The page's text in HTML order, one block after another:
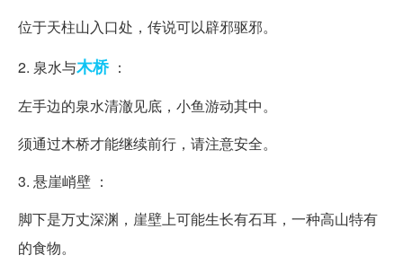
位于天柱山入口处，传说可以辟邪驱邪。
2. 泉水与木桥：
左手边的泉水清澈见底，小鱼游动其中。
须通过木桥才能继续前行，请注意安全。
3. 悬崖峭壁 ：
脚下是万丈深渊，崖壁上可能生长有石耳，一种高山特有
的食物。